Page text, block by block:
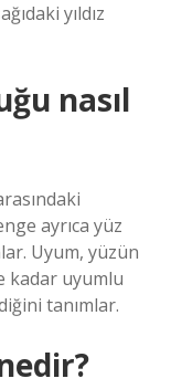
yıldız
nasıl
ayrıca yüz
Uyum, yüzün
kadar uyumlu
tanımlar.